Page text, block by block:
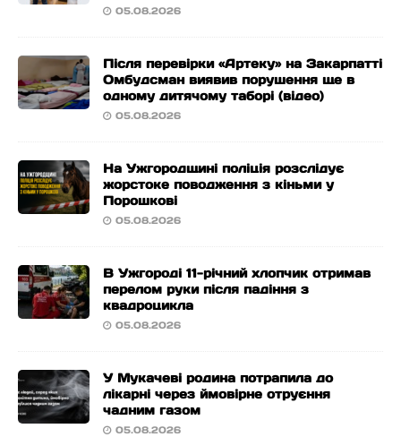
05.08.2026
Після перевірки «Артеку» на Закарпатті
Омбудсман виявив порушення ще в
одному дитячому таборі (відео)
05.08.2026
На Ужгородщині поліція розслідує
жорстоке поводження з кіньми у
Порошкові
05.08.2026
В Ужгороді 11-річний хлопчик отримав
перелом руки після падіння з
квадроцикла
05.08.2026
У Мукачеві родина потрапила до
лікарні через ймовірне отруєння
чадним газом
05.08.2026